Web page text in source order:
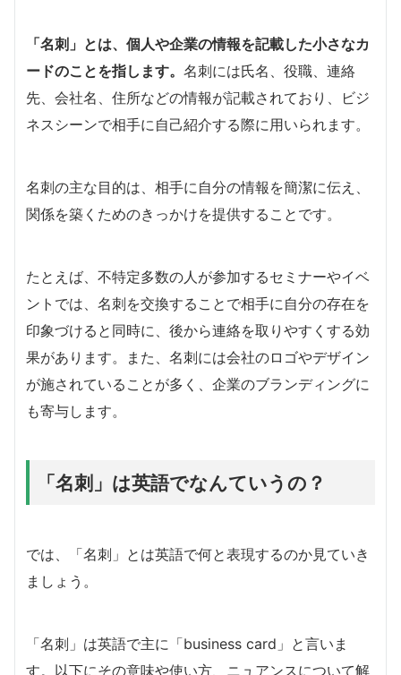
「名刺」とは、個人や企業の情報を記載した小さなカ
ードのことを指します。 名刺には氏名、役職、連絡
先、会社名、住所などの情報が記載されており、ビジ
ネスシーンで相手に自己紹介する際に用いられます。
名刺の主な目的は、相手に自分の情報を簡潔に伝え、
関係を築くためのきっかけを提供することです。
たとえば、不特定多数の人が参加するセミナーやイベ
ントでは、名刺を交換することで相手に自分の存在を
印象づけると同時に、後から連絡を取りやすくする効
果があります。また、名刺には会社のロゴやデザイン
が施されていることが多く、企業のブランディングに
も寄与します。
「名刺」は英語でなんていうの？
では、「名刺」とは英語で何と表現するのか見ていき
ましょう。
「名刺」は英語で主に「business card」と言いま
す。以下にその意味や使い方、ニュアンスについて解